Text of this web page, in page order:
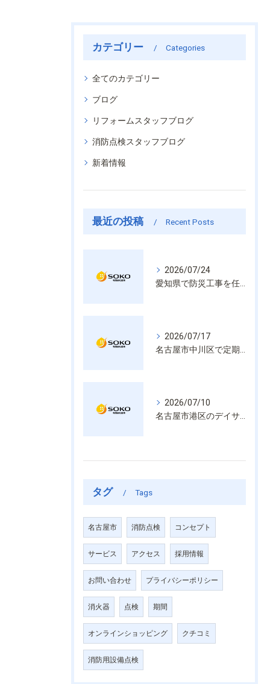
カテゴリー Categories
全てのカテゴリー
ブログ
リフォームスタッフブログ
消防点検スタッフブログ
新着情報
最近の投稿 Recent Posts
2026/07/24
2026/07/17
2026/07/10
タグ Tags
名古屋市 消防点検 コンセプト
サービス アクセス 採用情報
お問い合わせ プライバシーポリシー
消火器 点検 期間
オンラインショッピング クチコミ
消防用設備点検